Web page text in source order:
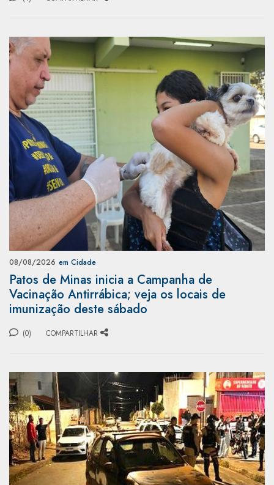
08/08/2026 em Cidade
Patos de Minas inicia a Campanha de
Vacinação Antirrábica; veja os locais de
imunização deste sábado
(0) COMPARTILHAR